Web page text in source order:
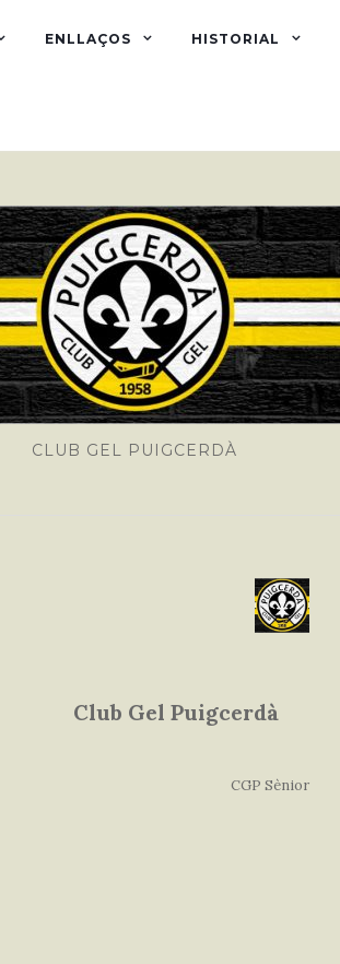
ENLLAÇOS HISTORIAL
CLUB GEL PUIGCERDÀ
Club Gel Puigcerdà
CGP Sènior